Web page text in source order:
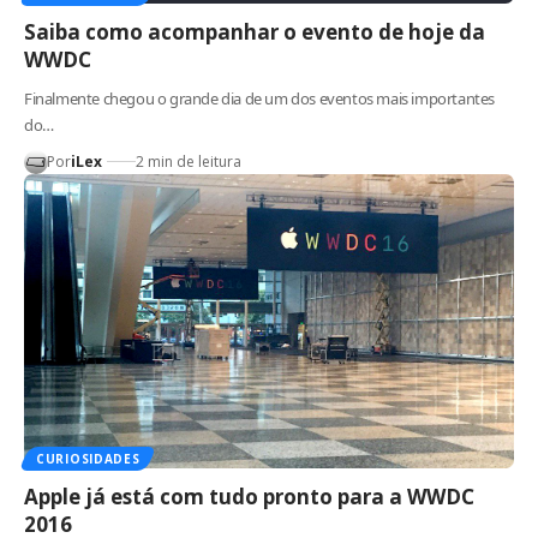
Saiba como acompanhar o evento de hoje da
WWDC
Finalmente chegou o grande dia de um dos eventos mais importantes
do…
PoriLex 2 min de leitura
CURIOSIDADES
Apple já está com tudo pronto para a WWDC
2016